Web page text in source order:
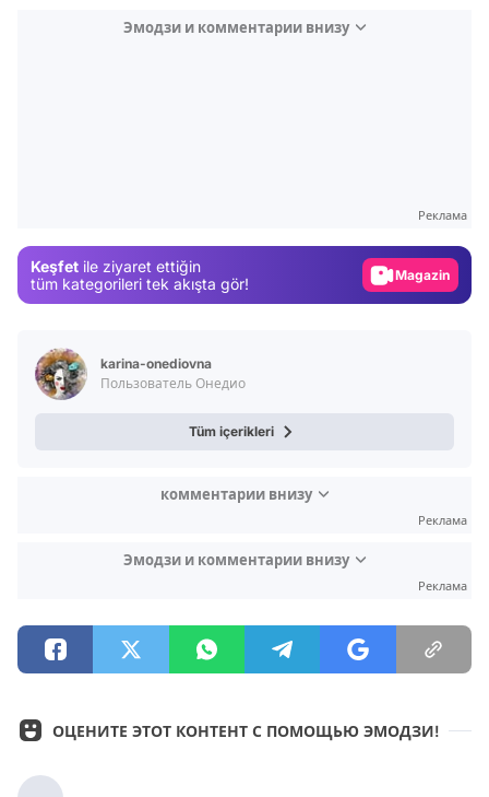
Эмодзи и комментарии внизу
Реклама
Keşfet ile ziyaret ettiğin
tüm kategorileri tek akışta gör!
Video
karina-onediovna
Пользователь Онедио
Tüm içerikleri
комментарии внизу
Реклама
Эмодзи и комментарии внизу
Реклама
ОЦЕНИТЕ ЭТОТ КОНТЕНТ С ПОМОЩЬЮ ЭМОДЗИ!